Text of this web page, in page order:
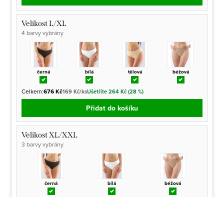
Velikost L/XL
4 barvy vybrány
černá bílá tělová béžová
Celkem:676 Kč169 Kč/ksUšetříte 264 Kč (28 %)
Přidat do košíku
Velikost XL/XXL
3 barvy vybrány
černá bílá béžová